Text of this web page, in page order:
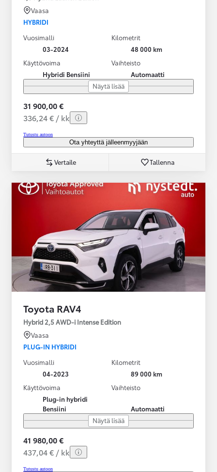
Vaasa
HYBRIDI
Vuosimalli
03-2024
Kilometrit
48 000 km
Käyttövoima
Hybridi Bensiini
Vaihteisto
Automaatti
Näytä lisää
31 900,00 €
336,24 € / kk
Tutustu autoon
Ota yhteyttä jälleenmyyjään
Vertaile Tallenna
Toyota RAV4
Hybrid 2,5 AWD-i Intense Edition
Vaasa
PLUG-IN HYBRIDI
Vuosimalli
04-2023
Kilometrit
89 000 km
Käyttövoima
Plug-in hybridi
Bensiini
Vaihteisto
Automaatti
Näytä lisää
41 980,00 €
437,04 € / kk
Tutustu autoon